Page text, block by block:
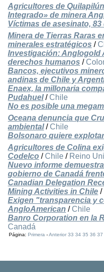
Agricultores de
Integrado» de minera
Víctimas de asesinato,
Minera de Tierras Raras
minerales estratégicos /
Investigación: Anglogold
derechos humanos /
Bancos, ejecutivos
andinas de Chile y
Enaex, la millonaria
Pudahuel/ Chile
No es posible una
Oceana denuncia que
ambiental/ Chile
Bolsonaro quiere
Agricultores de Colina
Codelco / Chile / Reino
Nuevo informe
gobierno de Canadá
Canadian Delegation
Mining Activities in Chile /
Exigen "transparencia y
AngloAmerican / Chile
Banro Corporation en la
Canadá
Página:Primera -Anterior 33 34 35 36 37